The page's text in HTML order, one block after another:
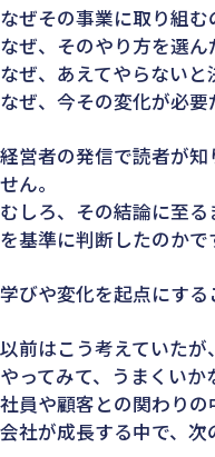
なぜその事業に取り組む
なぜ、そのやり方を選ん
なぜ、あえてやらないと
なぜ、今その変化が必要
経営者の発信で読者が
せん。
むしろ、その結論に至
を基準に判断したのかで
学びや変化を起点にする
以前はこう考えていたが
やってみて、うまくいか
社員や顧客との関わりの
会社が成長する中で、次